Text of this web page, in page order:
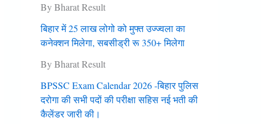
By Bharat Result
बिहार में 25 लाख लोगो को मुफ्त उज्‍ज्‍वला का
कनेक्‍शन मिलेगा, सबसीड्री रू 350+ मिलेगा
By Bharat Result
BPSSC Exam Calendar 2026 -बिहार पुलिस
दरोगा की सभी पदों की परीक्षा सहिस नई भती की
कैलेंडर जारी की।